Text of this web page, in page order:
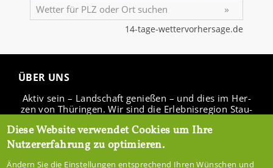
ÜBER UNS
Aktiv sein – Land­schaft ge­nie­ßen – und dies im Her­
zen von Thü­rin­gen. Wir sind die Er­leb­nis­re­gi­on Stau­
Diese Website verwendet Cookies um Ihre
Nutzererfahrung zu optimieren.
Ändern Sie die Einstellungen entsprechend Ihren Wünschen und